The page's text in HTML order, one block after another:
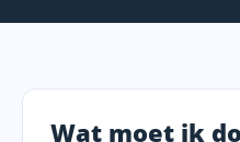
Wat moet ik